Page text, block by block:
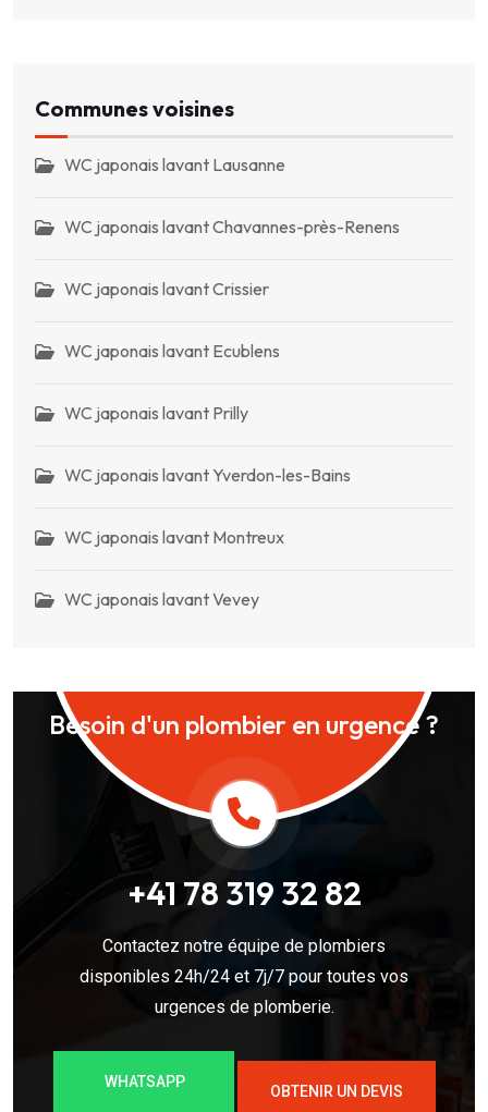
Communes voisines
WC japonais lavant Lausanne
WC japonais lavant Chavannes-près-Renens
WC japonais lavant Crissier
WC japonais lavant Ecublens
WC japonais lavant Prilly
WC japonais lavant Yverdon-les-Bains
WC japonais lavant Montreux
WC japonais lavant Vevey
Besoin d'un plombier en urgence ?
+41 78 319 32 82
Contactez notre équipe de plombiers
disponibles 24h/24 et 7j/7 pour toutes vos
urgences de plomberie.
WHATSAPP
OBTENIR UN DEVIS